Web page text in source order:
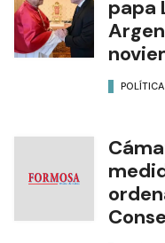
El
papa
POLÍTICA